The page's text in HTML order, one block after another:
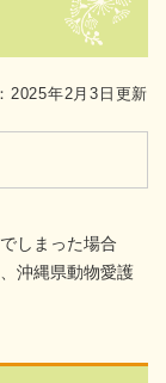
2025年2月3日更新
しまった場合
沖縄県動物愛護